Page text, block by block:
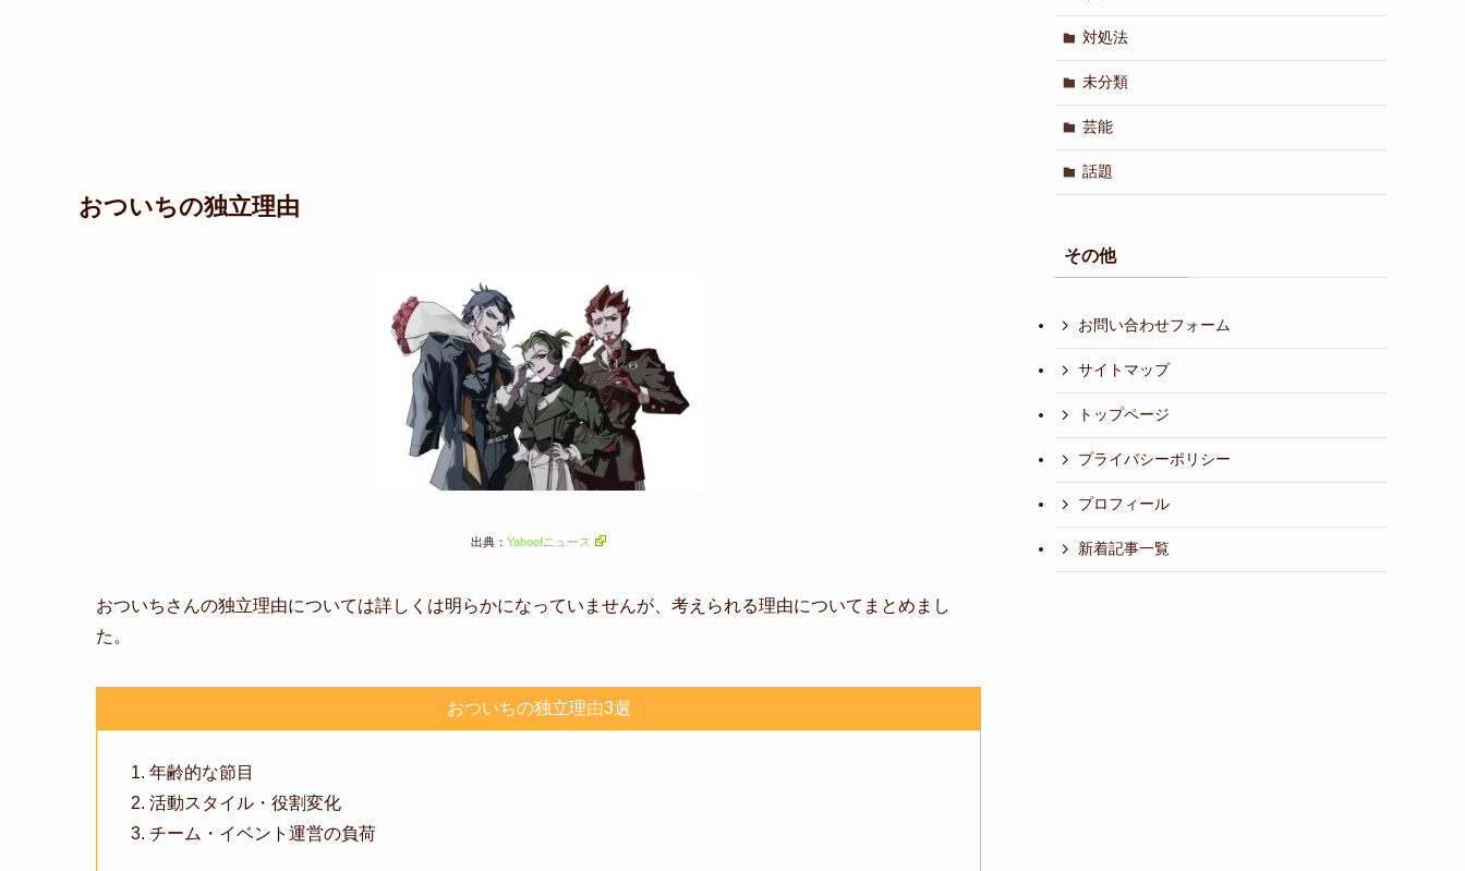
おついちの独立理由
出典：Yahoo!ニュース
おついちさんの独立理由については詳しくは明らかになっていませんが、 考えられる理由についてまとめまし
た。
おついちの独立理由3選
年齢的な節目
活動スタイル・役割変化
チーム・イベント運営の負荷
対処法
未分類
芸能
話題
その他
お問い合わせフォーム
サイトマップ
トップページ
プライバシーポリシー
プロフィール
新着記事一覧